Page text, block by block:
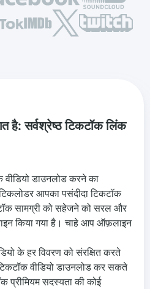
है: सर्वश्रेष्ठ टिकटॉक लिंक
डाउनलोड करने का
आपका पसंदीदा टिकटॉक
सामग्री को सहेजने को सरल और
किया गया है। चाहे आप ऑफ़लाइन
के हर विवरण को संरक्षित करते
वीडियो डाउनलोड कर सकते
प्रीमियम सदस्यता की कोई